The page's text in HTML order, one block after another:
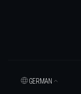
GERMAN